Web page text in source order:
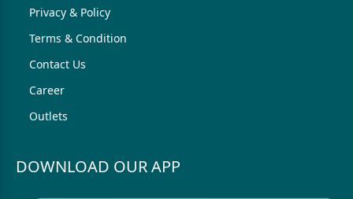
Privacy & Policy
Terms & Condition
Contact Us
Career
Outlets
DOWNLOAD OUR APP